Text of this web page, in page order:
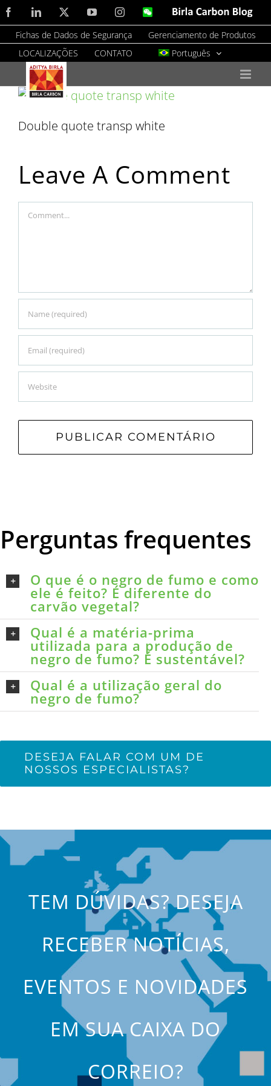
Skip
to
content
FacebookLinkedIn YouTubeInstagramWeChatBirla
Blog
Fichas de Dados de Segurança
Gerenciamento de Produtos
LOCALIZAÇÕES
CONTATO Português
Double quote transp white
Leave A Comment
Comment
Perguntas frequentes
O que é o negro de fumo e como
ele é feito? É diferente do
carvão vegetal?
Qual é a matéria-prima
utilizada para a produção de
negro de fumo? É sustentável?
Qual é a utilização geral do
negro de fumo?
DESEJA FALAR COM UM DE
NOSSOS ESPECIALISTAS?
TEM DÚVIDAS? DESEJA
RECEBER NOTÍCIAS,
EVENTOS E NOVIDADES
EM SUA CAIXA DO
CORREIO?